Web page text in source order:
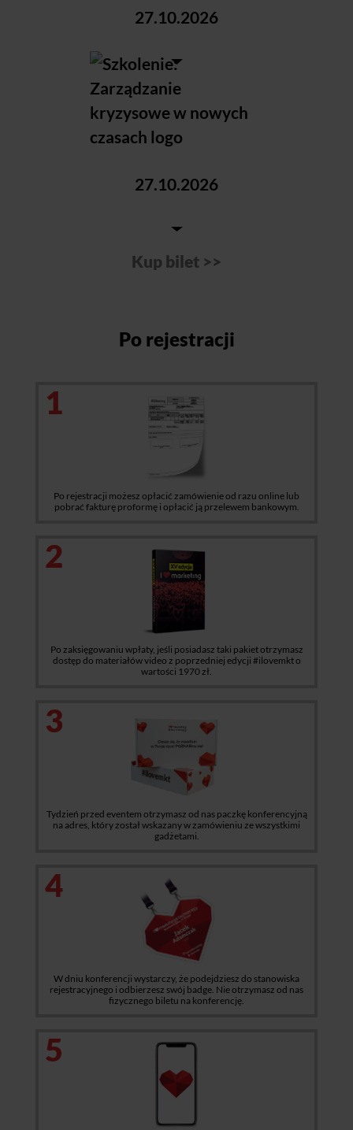
Po rejestracji
1
Po rejestracji możesz opłacić zamówienie od razu online lub
pobrać fakturę proformę i opłacić ją przelewem bankowym.
2
Po zaksięgowaniu wpłaty, jeśli posiadasz taki pakiet otrzymasz
dostęp do materiałów video z poprzedniej edycji #ilovemkt o
wartości 1970 zł.
3
Tydzień przed eventem otrzymasz od nas paczkę konferencyjną
na adres, który został wskazany w zamówieniu ze wszystkimi
gadżetami.
4
W dniu konferencji wystarczy, że podejdziesz do stanowiska
rejestracyjnego i odbierzesz swój badge. Nie otrzymasz od nas
fizycznego biletu na konferencję.
5